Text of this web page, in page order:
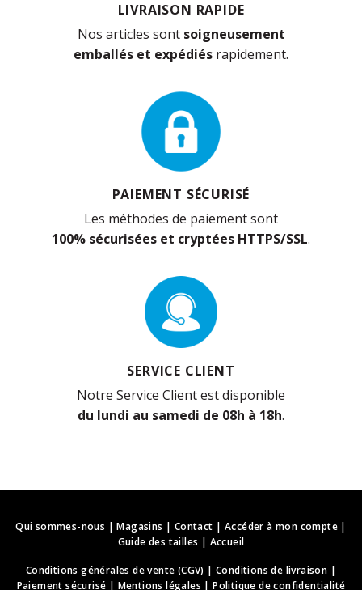
LIVRAISON RAPIDE
Nos articles sont soigneusement
emballés et expédiés rapidement.
PAIEMENT SÉCURISÉ
Les méthodes de paiement sont
100% sécurisées et cryptées HTTPS/SSL.
SERVICE CLIENT
Notre Service Client est disponible
du lundi au samedi de 08h à 18h.
Qui sommes-nous |Magasins | Contact | Accéder à mon compte|
Guide des tailles | Accueil
Conditions générales de vente (CGV) |Conditions de livraison |
Paiement sécurisé | Mentions légales |Politique de confidentialité